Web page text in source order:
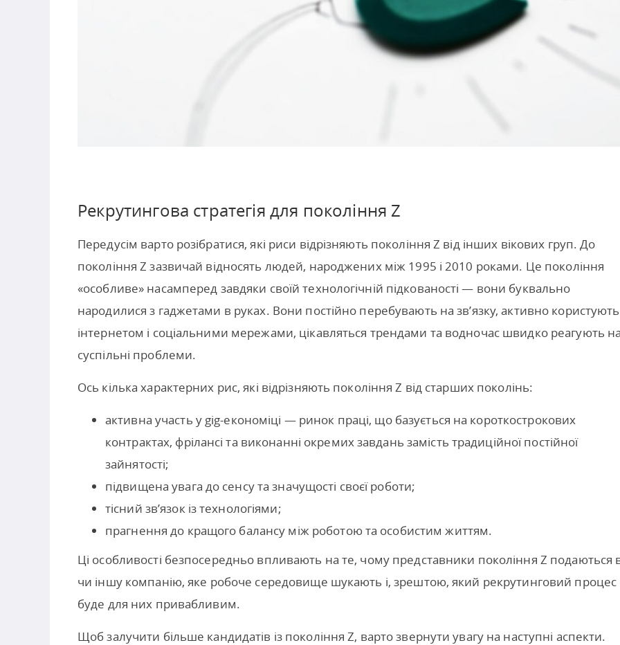
Рекрутингова стратегія для покоління Z
Передусім варто розібратися, які риси відрізняють покоління Z від інших вікових груп. До
покоління Z зазвичай відносять людей, народжених між 1995 і 2010 роками. Це покоління
«особливе» насамперед завдяки своїй технологічній підкованості — вони буквально
народилися з гаджетами в руках. Вони постійно перебувають на зв’язку, активно
інтернетом і соціальними мережами, цікавляться трендами та водночас швидко реагують
суспільні проблеми.
Ось кілька характерних рис, які відрізняють покоління Z від старших поколінь:
активна участь у gig-економіці — ринок праці, що базується на короткострокових
контрактах, фрілансі та виконанні окремих завдань замість традиційної постійної
зайнятості;
підвищена увага до сенсу та значущості своєї роботи;
тісний зв’язок із технологіями;
прагнення до кращого балансу між роботою та особистим життям.
Ці особливості безпосередньо впливають на те, чому представники покоління Z подаються
чи іншу компанію, яке робоче середовище шукають і, зрештою, який рекрутинговий процес
буде для них привабливим.
Щоб залучити більше кандидатів із покоління Z, варто звернути увагу на наступні аспекти.